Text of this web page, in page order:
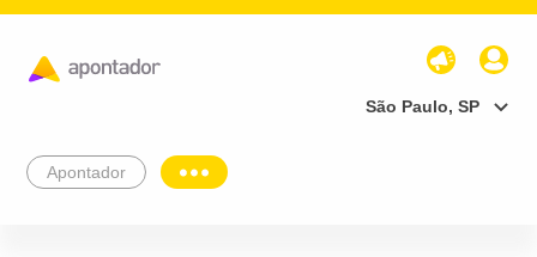
São Paulo, SP
Apontador